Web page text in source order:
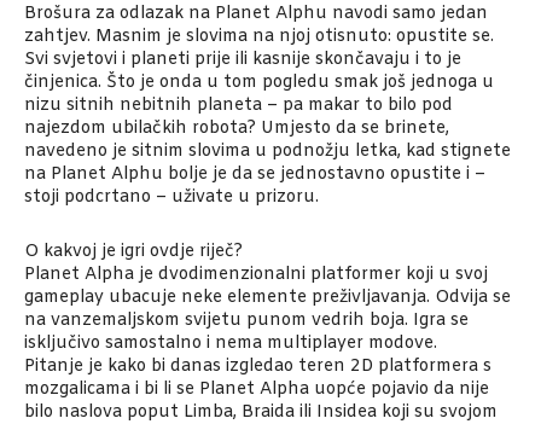
Brošura za odlazak na Planet Alphu navodi samo jedan
zahtjev. Masnim je slovima na njoj otisnuto: opustite se.
Svi svjetovi i planeti prije ili kasnije skončavaju i to je
činjenica. Što je onda u tom pogledu smak još jednoga u
nizu sitnih nebitnih planeta – pa makar to bilo pod
najezdom ubilačkih robota? Umjesto da se brinete,
navedeno je sitnim slovima u podnožju letka, kad stignete
na Planet Alphu bolje je da se jednostavno opustite i –
stoji podcrtano – uživate u prizoru.
O kakvoj je igri ovdje riječ?
Planet Alpha je dvodimenzionalni platformer koji u svoj
gameplay ubacuje neke elemente preživljavanja. Odvija se
na vanzemaljskom svijetu punom vedrih boja. Igra se
isključivo samostalno i nema multiplayer modove.
Pitanje je kako bi danas izgledao teren 2D platformera s
mozgalicama i bi li se Planet Alpha uopće pojavio da nije
bilo naslova poput Limba, Braida ili Insidea koji su svojom